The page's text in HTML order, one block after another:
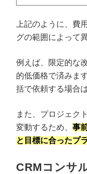
上記のように、費
グの範囲によって
例えば、限定的な
的低価格で済みま
括で依頼する場合
また、プロジェク
変動するため、 事
と目標に合ったプ
CRMコンサ